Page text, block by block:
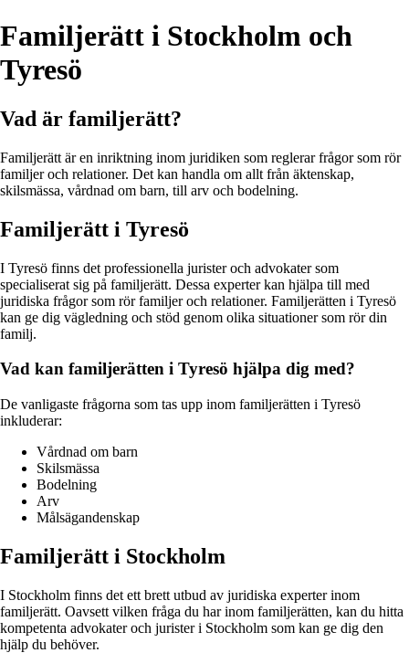
Familjerätt i Stockholm och
Tyresö
Vad är familjerätt?
Familjerätt är en inriktning inom juridiken som reglerar frågor som rör
familjer och relationer. Det kan handla om allt från äktenskap,
skilsmässa, vårdnad om barn, till arv och bodelning.
Familjerätt i Tyresö
I Tyresö finns det professionella jurister och advokater som
specialiserat sig på familjerätt. Dessa experter kan hjälpa till med
juridiska frågor som rör familjer och relationer. Familjerätten i Tyresö
kan ge dig vägledning och stöd genom olika situationer som rör din
familj.
Vad kan familjerätten i Tyresö hjälpa dig med?
De vanligaste frågorna som tas upp inom familjerätten i Tyresö
inkluderar:
Vårdnad om barn
Skilsmässa
Bodelning
Arv
Målsägandenskap
Familjerätt i Stockholm
I Stockholm finns det ett brett utbud av juridiska experter inom
familjerätt. Oavsett vilken fråga du har inom familjerätten, kan du hitta
kompetenta advokater och jurister i Stockholm som kan ge dig den
hjälp du behöver.